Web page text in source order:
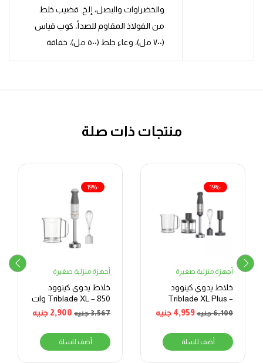
والخضراوات والبصل، إلخ. قضيب خلط
من الفولاذ المقاوم للصدأ، كوب قياس
(٧٠٠ مل)، وعاء خلط (٥٠٠ مل)، خفاقة
منتجات ذات صلة
-19%
أجهزة منزلية صغيرة
خلاط يدوي كينوود
Triblade XL Plus –
1000 وات – أسود
6,100جنيه 4,959 جنيه
أضف للسلة
-19%
أجهزة منزلية صغيرة
خلاط يدوي كينوود
Triblade XL – 850 وات
– أبيض
3,567جنيه 2,900 جنيه
أضف للسلة